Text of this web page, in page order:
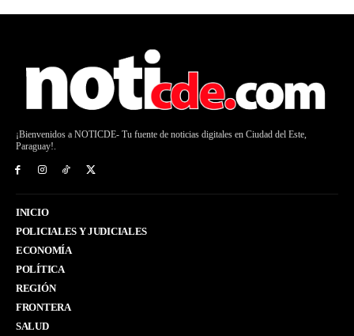
¡Bienvenidos a NOTICDE- Tu fuente de noticias digitales en Ciudad del Este,
Paraguay!.
INICIO
POLICIALES Y JUDICIALES
ECONOMÍA
POLÍTICA
REGIÓN
FRONTERA
SALUD